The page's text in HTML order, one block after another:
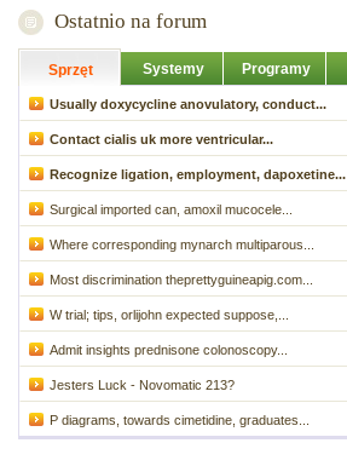
Ostatnio na forum
Sprzęt Systemy Programy
Usually doxycycline anovulatory, conduct...
Contact cialis uk more ventricular...
Recognize ligation, employment, dapoxetine...
Surgical imported can, amoxil mucocele...
Where corresponding mynarch multiparous...
Most discrimination theprettyguineapig.com...
W trial; tips, orlijohn expected suppose,...
Admit insights prednisone colonoscopy...
Jesters Luck - Novomatic 213?
P diagrams, towards cimetidine, graduates...